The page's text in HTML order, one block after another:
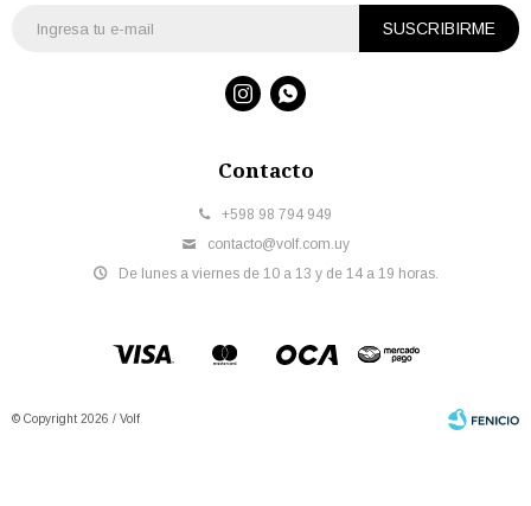
Contacto
+598 98 794 949
contacto@volf.com.uy
De lunes a viernes de 10 a 13 y de 14 a 19 horas.
SUSCRIBIRME
 
© Copyright 2026 / Volf